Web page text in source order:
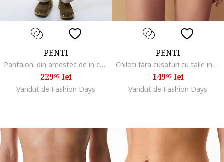
PENTI
Pantaloni din amestec de in cu talie medie, Maro taupe deschis
22995lei
Vandut de Fashion Days
PENTI
Chiloti fara cusaturi cu talie inalta, Maro deschis
14995lei
Vandut de Fashion Days